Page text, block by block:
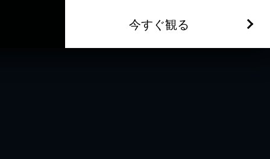
今すぐ観る